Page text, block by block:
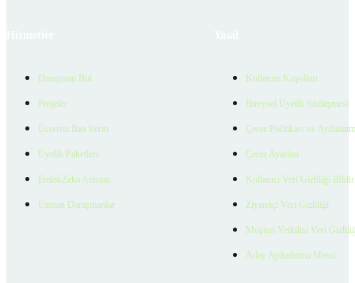
Danışman Bul
Projeler
Ücretsiz İlan Verin
Üyelik Paketleri
EmlakZeka Asistan
Uzman Danışmanlar
Kullanım Koşulları
Bireysel Üyelik Sözleşmesi
Çerez Politikası ve
Çerez Ayarları
Kullanıcı Veri Gizliliği
Ziyaretçi Veri Gizliliği
Müşteri Yetkilisi Veri
Aday Aydınlatma Metni